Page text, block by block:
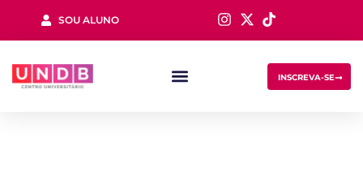
SOU ALUNO
INSCREVA-SE